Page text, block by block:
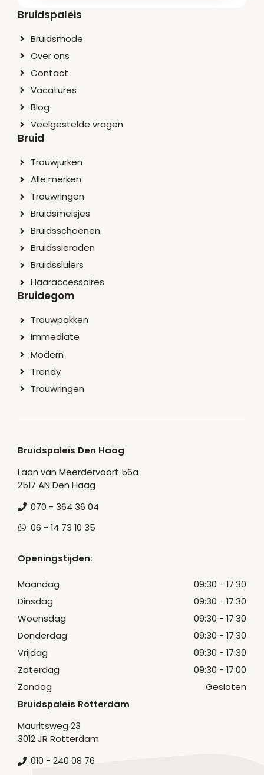
Bruidspaleis
Bruidsmode
Over ons
Contact
Vacatures
Blog
Veelgestelde vragen
Bruid
Trouwjurken
Alle merken
Trouwringen
Bruidsmeisjes
Bruidsschoenen
Bruidssieraden
Bruidssluiers
Haaraccessoires
Bruidegom
Trouwpakken
Immediate
Modern
Trendy
Trouwringen
Bruidspaleis Den Haag
Laan van Meerdervoort 56a
2517 AN Den Haag
070 - 364 36 04
06 - 14 73 10 35
Openingstijden:
Maandag
09:30 - 17:30
Dinsdag
09:30 - 17:30
Woensdag
09:30 - 17:30
Donderdag
09:30 - 17:30
Vrijdag
09:30 - 17:30
Zaterdag
09:30 - 17:00
Zondag
Gesloten
Bruidspaleis Rotterdam
Mauritsweg 23
3012 JR Rotterdam
010 - 240 08 76